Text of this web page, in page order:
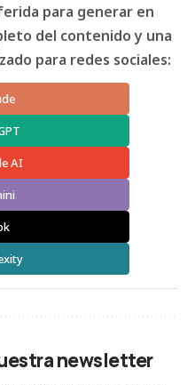
para generar en
del contenido y una
para redes sociales:
AI
newsletter